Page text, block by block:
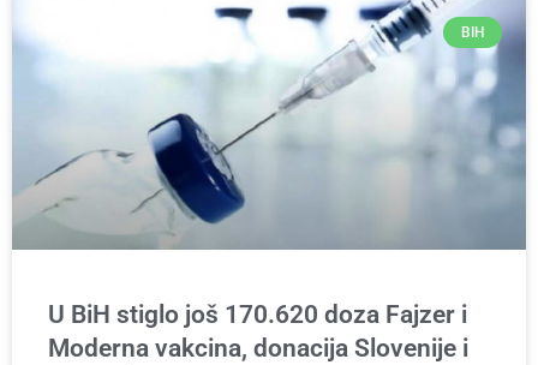
BIH
U BiH stiglo još 170.620 doza Fajzer i
Moderna vakcina, donacija Slovenije i